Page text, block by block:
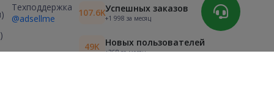
Техподдержка
@adsellme
107.6KУспешных заказов
+1 998 за месяц
49K Новых пользователей
+368 за месяц